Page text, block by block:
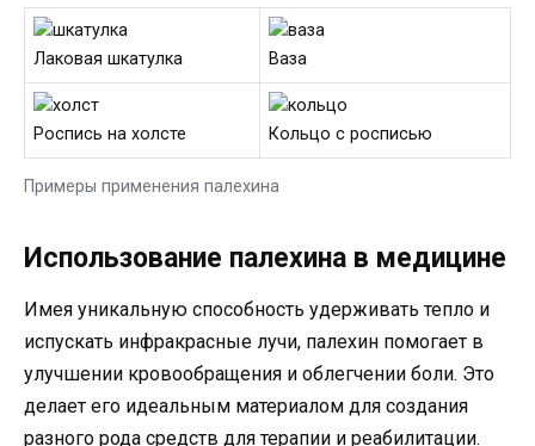
Примеры применения палехина
Лаковая шкатулка Ваза
Роспись на холсте Кольцо с росписью
Использование палехина в медицине
Имея уникальную способность удерживать тепло и
испускать инфракрасные лучи, палехин помогает в
улучшении кровообращения и облегчении боли. Это
делает его идеальным материалом для создания
разного рода средств для терапии и реабилитации.